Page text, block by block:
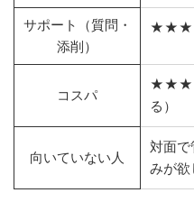
サポート（質問・
添削）
コスパ
る）
向いていない人
対面で
みが欲